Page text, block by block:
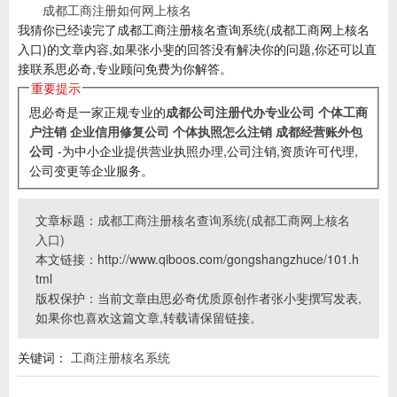
成都工商注册如何网上核名
我猜你已经读完了成都工商注册核名查询系统(成都工商网上核名
入口)的文章内容,如果张小斐的回答没有解决你的问题,你还可以直
接联系思必奇,专业顾问免费为你解答。
重要提示
思必奇是一家正规专业的成都公司注册代办专业公司 个体工商
户注销 企业信用修复公司 个体执照怎么注销 成都经营账外包
公司
公司变更等企业服务。
文章标题： 成都工商注册核名查询系统(成都工商网上核名
入口)
本文链接：http://www.qiboos.com/gongshangzhuce/101.h
tml
版权保护：当前文章由思必奇优质原创作者张小斐撰写发表,
如果你也喜欢这篇文章,转载请保留链接。
关键词： 工商注册核名系统